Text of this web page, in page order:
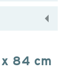
84 cm